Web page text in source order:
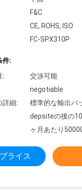
F&C
CE, ROHS, ISO
FC-SPX310P
件:
:
交渉可能
negotiable
詳細:
標準的な輸出パ
depsiteの後の
ヶ月あたり
ライス